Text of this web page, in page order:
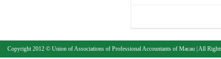
Copyright 2012 © Union of Associations of Professional Accountants of Macau | All